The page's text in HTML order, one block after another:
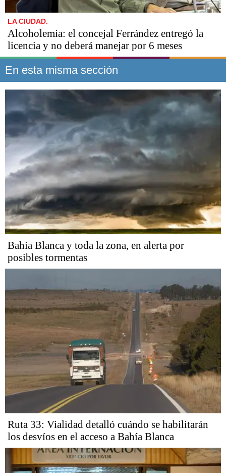
LA CIUDAD.
Alcoholemia: el concejal Ferrández entregó la
licencia y no deberá manejar por 6 meses
En esta misma sección
Bahía Blanca y toda la zona, en alerta por
posibles tormentas
Ruta 33: Vialidad detalló cuándo se habilitarán
los desvíos en el acceso a Bahía Blanca